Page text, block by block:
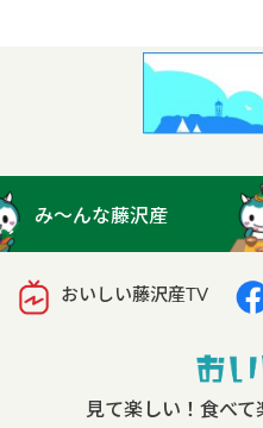
み〜んな藤沢産
おいしい藤沢産TV
見て楽しい！食べ